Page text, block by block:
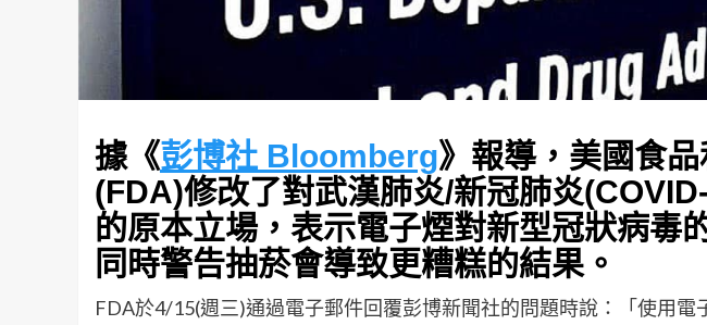
據《彭博社 Bloomberg》報導，美國食
(FDA)修改了對武漢肺炎/新冠肺炎
的原本立場，表示電子煙對新型冠狀病毒
同時警告抽菸會導致更糟糕的結果。
FDA於4/15(週三)通過電子郵件回覆彭博新聞社的問題時說：「使用電